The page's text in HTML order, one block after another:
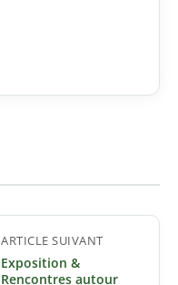
ARTICLE SUIVANT
Exposition &
Rencontres autour